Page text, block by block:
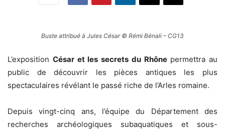
Buste attribué à Jules César © Rémi Bénali – CG13
L’exposition César et les secrets du Rhônepermettra au
public de découvrir les pièces antiques les plus
spectaculaires révélant le passé riche de l’Arles romaine.
Depuis vingt-cinq ans, l’équipe du Département des
recherches archéologiques subaquatiques et sous-